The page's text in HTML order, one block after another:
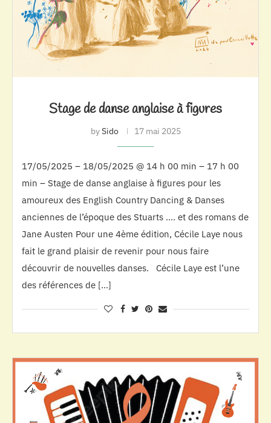
Stage de danse anglaise à figures
bySido 17 mai 2025
17/05/2025 – 18/05/2025 @ 14 h 00 min – 17 h 00
min – Stage de danse anglaise à figures pour les
amoureux des English Country Dancing & Danses
anciennes de l’époque des Stuarts …. et des romans de
Jane Austen Pour une 4ème édition, Cécile Laye nous
fait le grand plaisir de revenir pour nous faire
découvrir de nouvelles danses. Cécile Laye est l’une
des références de […]